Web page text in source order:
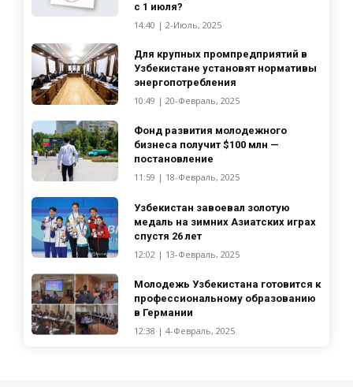
с 1 июля?
14:40 | 2-Июль, 2025
Для крупных промпредприятий в
Узбекистане установят нормативы
энергопотребления
10:49 | 20-Февраль, 2025
Фонд развития молодежного
бизнеса получит $100 млн —
постановление
11:59 | 18-Февраль, 2025
Узбекистан завоевал золотую
медаль на зимних Азиатских играх
спустя 26 лет
12:02 | 13-Февраль, 2025
Молодежь Узбекистана готовится к
профессиональному образованию
в Германии
12:38 | 4-Февраль, 2025